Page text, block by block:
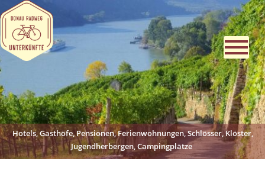
Hotels, Gasthöfe, Pensionen, Ferienwohnungen, Schlösser, Klöster,
Jugendherbergen, Campingplätze